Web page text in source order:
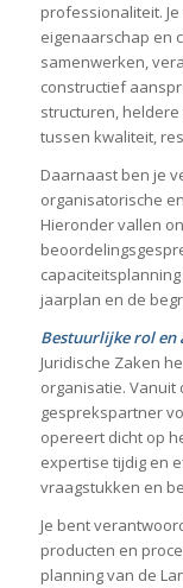
professionaliteit.
eigenaarschap en
samenwerken,
constructief
structuren,
tussen kwaliteit,
Daarnaast ben je
organisatorische
Hieronder vallen
jaarplan en de
Bestuurlijke rol en
Juridische Zaken
organisatie. Vanuit
gesprekspartner
opereert dicht op
expertise tijdig en
vraagstukken en
Je bent
producten en
planning van de